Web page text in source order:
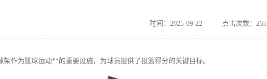
时间：2025-09-22 点击次数：255
架作为篮球运动**的重要设施，为球员提供了投篮得分的关键目标。